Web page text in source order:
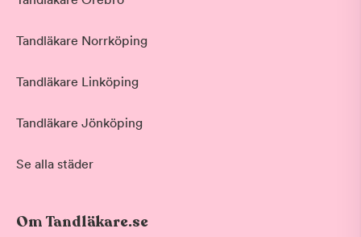
Tandläkare Norrköping
Tandläkare Linköping
Tandläkare Jönköping
Se alla städer
Om Tandläkare.se